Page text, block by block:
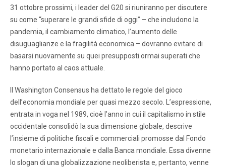
31 ottobre prossimi, i leader del G20 si riuniranno per discutere
su come “superare le grandi sfide di oggi” – che includono la
pandemia, il cambiamento climatico, l’aumento delle
disuguaglianze e la fragilità economica – dovranno evitare di
basarsi nuovamente su quei presupposti ormai superati che
hanno portato al caos attuale.
Il Washington Consensus ha dettato le regole del gioco
dell’economia mondiale per quasi mezzo secolo. L’espressione,
entrata in voga nel 1989, cioè l’anno in cui il capitalismo in stile
occidentale consolidò la sua dimensione globale, descrive
l’insieme di politiche fiscali e commerciali promosse dal Fondo
monetario internazionale e dalla Banca mondiale. Essa divenne
lo slogan di una globalizzazione neoliberista e, pertanto, venne